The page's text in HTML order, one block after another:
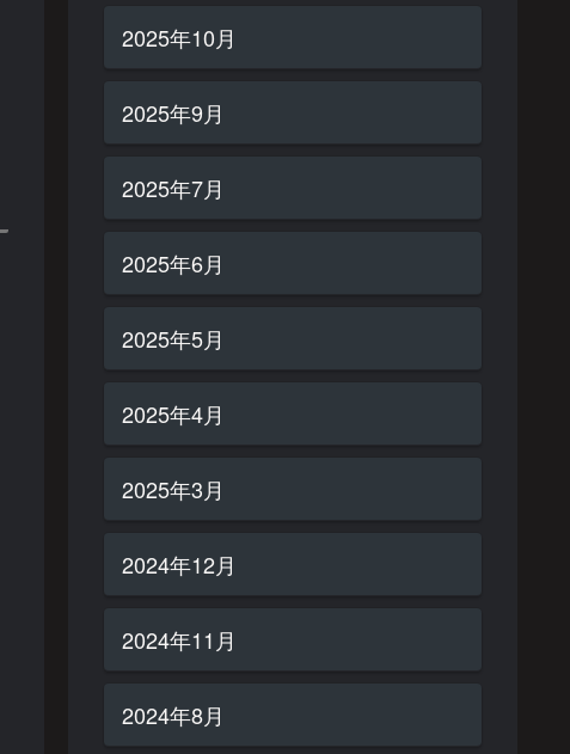
2025年10月
2025年9月
2025年7月
2025年6月
2025年5月
2025年4月
2025年3月
2024年12月
2024年11月
2024年8月